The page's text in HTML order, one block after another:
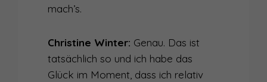
mach’s.
Christine Winter: Genau. Das ist
tatsächlich so und ich habe das
Glück im Moment, dass ich relativ